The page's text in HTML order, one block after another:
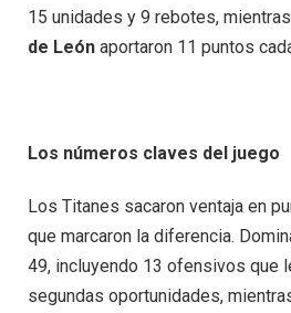
15 unidades y 9 rebotes, mientras
de León aportaron 11 puntos
Los números claves del juego
Los Titanes sacaron ventaja en
que marcaron la diferencia.
49, incluyendo 13 ofensivos que
segundas oportunidades,